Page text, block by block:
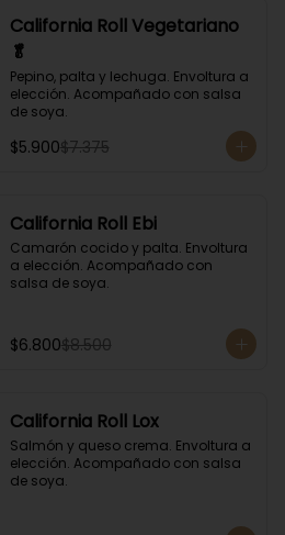
California Roll Vegetariano
🥬
Pepino, palta y lechuga. Envoltura a
elección. Acompañado con salsa
de soya.
$5.900$7.375
California Roll Ebi
Camarón cocido y palta. Envoltura
a elección. Acompañado con
salsa de soya.
$6.800$8.500
California Roll Lox
Salmón y queso crema. Envoltura a
elección. Acompañado con salsa
de soya.